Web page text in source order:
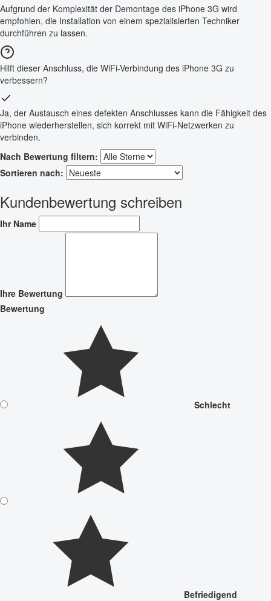
Aufgrund der Komplexität der Demontage des iPhone 3G wird
empfohlen, die Installation von einem spezialisierten Techniker
durchführen zu lassen.
Hilft dieser Anschluss, die WiFi-Verbindung des iPhone 3G zu
verbessern?
Ja, der Austausch eines defekten Anschlusses kann die Fähigkeit des
iPhone wiederherstellen, sich korrekt mit WiFi-Netzwerken zu
verbinden.
Nach Bewertung filtern:
Sortieren nach:
Kundenbewertung schreiben
Ihr Name
Ihre Bewertung
Bewertung
Schlecht
Befriedigend